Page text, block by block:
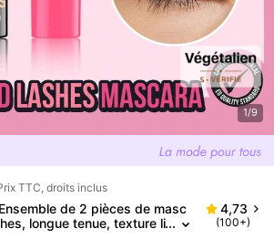
1/9
TTC, droits inclus
de 2 pièces de masc
longue tenue, texture li
4,73
(100+)